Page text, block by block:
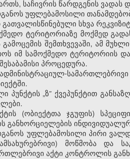
, საჩივრის წარდგენის ვადას
უფლებამოსილი
გათვალისწინებული სხვა
ტერიტორიაზე მოქმედ
გამოცემის შემთხვევაში, ამ
იმ სამოქმედო ტერიტორიის
შესაბამისი პროცედურა.
ადმინისტრაციულ-სამართლებრივი
.
პუნქტის „ზ” ქვეპუნქტით
.
(ობიექტთა ჯგუფის)
განხორციელების
უფლებამოსილი პირი
) მოწმობა და
აქტი კონტროლის